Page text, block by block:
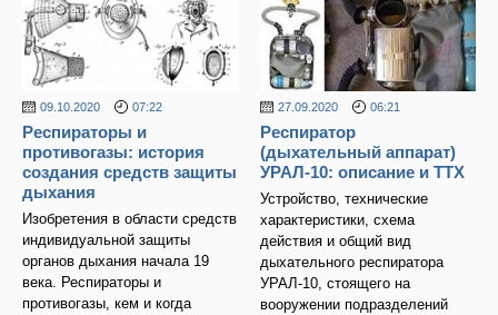
09.10.2020 07:22
Респираторы и
противогазы: история
создания средств защиты
дыхания
Изобретения в области средств
индивидуальной защиты
органов дыхания начала 19
века. Респираторы и
противогазы, кем и когда
27.09.2020 06:21
Респиратор
(дыхательный аппарат)
УРАЛ-10: описание и ТТХ
Устройство, технические
характеристики, схема
действия и общий вид
дыхательного респиратора
УРАЛ-10, стоящего на
вооружении подразделений